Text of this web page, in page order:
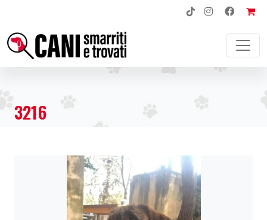
NAVIGAZIONE PRINCIPALE
3216